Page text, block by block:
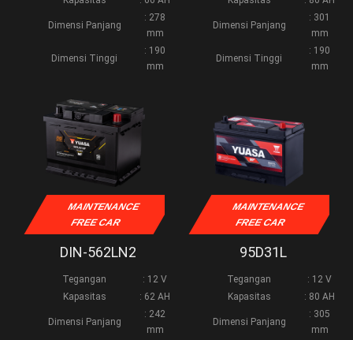
Dimensi Panjang
: 278
mm
Dimensi Tinggi
: 190
mm
Dimensi Panjang
: 301
mm
Dimensi Tinggi
: 190
mm
MAINTENANCE
FREE CAR
DIN-562LN2
Tegangan
: 12 V
Kapasitas
: 62 AH
Dimensi Panjang
: 242
mm
MAINTENANCE
FREE CAR
95D31L
Tegangan
: 12 V
Kapasitas
: 80 AH
Dimensi Panjang
: 305
mm